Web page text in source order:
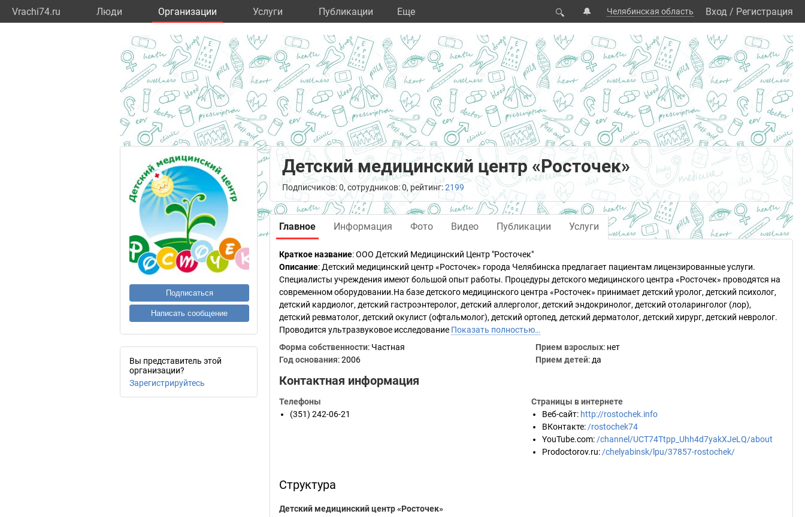
Vrachi74.ru Люди Организации Услуги Публикации Eще 🔍 🔔 Челябинская область Вход / Регистрация
Подписаться
Написать сообщение
Вы представитель этой
организации?
Зарегистрируйтесь
Детский медицинский центр «Росточек»
Подписчиков: 0, сотрудников: 0, рейтинг:2199
Главное Информация Фото Видео Публикации Услуги
Краткое название:ООО Детский Медицинский Центр "Росточек"
Описание: Детский медицинский центр «Росточек» города Челябинска предлагает пациентам лицензированные услуги.
Специалисты учреждения имеют большой опыт работы. Процедуры детского медицинского центра «Росточек» проводятся на
современном оборудовании.На базе детского медицинского центра «Росточек» принимает детский уролог, детский психолог,
детский кардиолог, детский гастроэнтеролог, детский аллерголог, детский эндокринолог, детский отоларинголог (лор),
детский ревматолог, детский окулист (офтальмолог), детский ортопед, детский дерматолог, детский хирург, детский невролог.
Проводится ультразвуковое исследование Показать полностью…
Форма собственности: Частная
Год основания:2006
Прием взрослых: нет
Прием детей: да
Контактная информация
Телефоны
(351) 242-06-21
Страницы в интернете
Веб-сайт: http://rostochek.info
ВКонтакте: /rostochek74
YouTube.com: /channel/UCT74Ttpp_Uhh4d7yakXJeLQ/about
Prodoctorov.ru: /chelyabinsk/lpu/37857-rostochek/
Структура
Детский медицинский центр «Росточек»